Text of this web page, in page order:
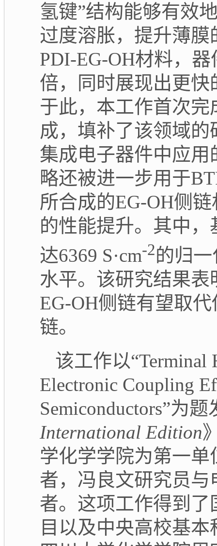
氢键”结构能够有效
过度溶胀，提升薄
PDI-EG-OH材料，器
倍，同时展现出更
于此，本工作首次
成，填补了该领域
集成电子器件中应
略还被进一步用于
所合成的EG-OH侧链
的性能提升。其中，
达6369 S·cm-2的归
水平。该研究结果表
EG-OH侧链有望取代
链。
该工作以“Terminal
Electronic Coupling
Semiconductors”为题
International Edition
学化学学院为第一单
者，冯良文研究员
者。这项工作得到了
目以及中央高校基